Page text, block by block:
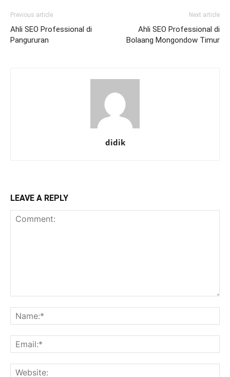
Previous article
Ahli SEO Professional di
Pangururan
Next article
Ahli SEO Professional di
Bolaang Mongondow Timur
didik
LEAVE A REPLY